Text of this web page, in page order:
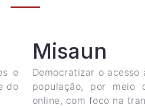
e
do
Misaun
Democratizar o
população, por meio
online, com foco na